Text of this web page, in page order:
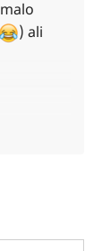
) ali